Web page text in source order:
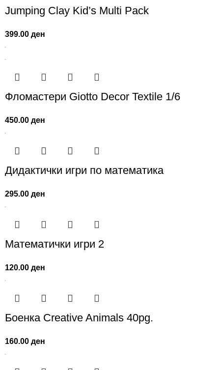
Jumping Clay Kid’s Multi Pack
399.00ден
Фломастери Giotto Decor Textile 1/6
450.00ден
Дидактички игри по математика
295.00ден
Математички игри 2
120.00ден
Боенка Creative Animals 40pg.
160.00ден